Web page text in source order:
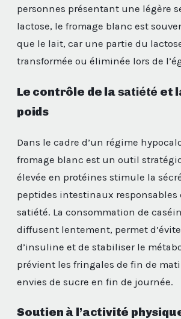
personnes présentant une légère
lactose, le fromage blanc est
que le lait, car une partie du
transformée ou éliminée lors de
Le contrôle de lasatiété et
poids
Dans le cadre d’un régime
fromage blanc est un outil
élevée en protéines stimule la
peptides intestinaux responsables
satiété. La consommation de
diffusent lentement, permet
d’insuline et de stabiliser le
prévient les fringales de fin de
envies de sucre en fin de journée.
Soutien à l’activité